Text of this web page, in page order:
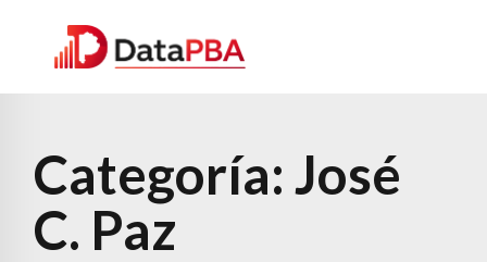
Categoría: José
C. Paz